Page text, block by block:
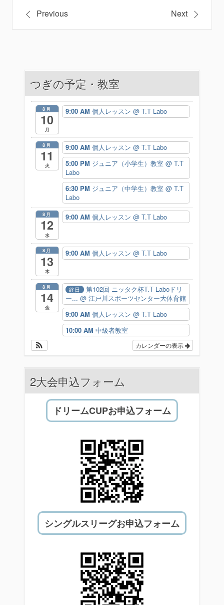
投
稿
ビ
Previous Next
つぎの予定・教室
8月
10
月
9:00 AM 個人レッスン @ T.T Labo
8月
11
火
9:00 AM 個人レッスン @ T.T Labo
5:00 PM ジュニア（小学生）教室 @ T.T
Labo
6:30 PM ジュニア（中学生）教室 @ T.T
Labo
8月
12
水
9:00 AM 個人レッスン @ T.T Labo
8月
13
木
9:00 AM 個人レッスン @ T.T Labo
8月
14
金
終日
第102回 ニッタク杯T.T Laboドリ
ー... @ 江戸川スポーツセンター大体育館
9:00 AM 個人レッスン @ T.T Labo
10:00 AM 中級者教室
カレンダーの表示
2大会申込フォーム
ドリームCUPお申込フォーム
シングルスリーグお申込フォーム